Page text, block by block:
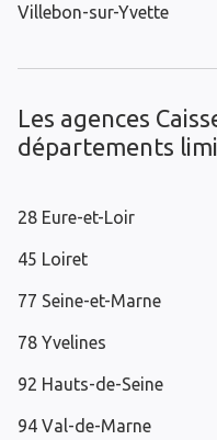
Villebon-sur-Yvette
Les agences
départements
28 Eure-et-Loir
45 Loiret
77 Seine-et-Marne
78 Yvelines
92 Hauts-de-Seine
94 Val-de-Marne